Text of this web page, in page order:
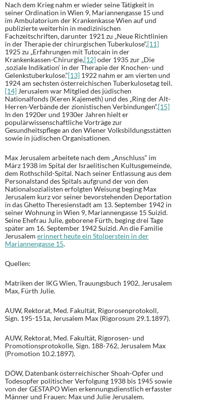
Nach dem Krieg nahm er wieder seine Tätigkeit in
seiner Ordination in Wien 9, Mariannengasse 15 und
im Ambulatorium der Krankenkasse Wien auf und
publizierte weiterhin in medizinischen
Fachzeitschriften, darunter 1921 zu „Neue Richtlinien
in der Therapie der chirurgischen Tuberkulose“,[11]
1925 zu „Erfahrungen mit Tutocain in der
Krankenkassen-Chirurgie,[12]oder 1935 zur „Die
,soziale Indikation‘ in der Therapie der Knochen- und
Gelenkstuberkulose.“[13] 1922 nahm er am vierten und
1924 am sechsten österreichischen Tuberkulosetag teil.
[14] Jerusalem war Mitglied des jüdischen
Nationalfonds (Keren Kajemeth) und des „Ring der Alt-
Herren-Verbände der zionistischen Verbindungen“.[15]
In den 1920er und 1930er Jahren hielt er
populärwissenschaftliche Vorträge zur
Gesundheitspflege an den Wiener Volksbildungsstätten
sowie in jüdischen Organisationen.
Max Jerusalem arbeitete nach dem „Anschluss“ im
März 1938 im Spital der Israelitischen Kultusgemeinde,
dem Rothschild-Spital. Nach seiner Entlassung aus dem
Personalstand des Spitals aufgrund der von den
Nationalsozialisten erfolgten Weisung beging Max
Jerusalem kurz vor seiner bevorstehenden Deportation
in das Ghetto Theresienstadt am 13. September 1942 in
seiner Wohnung in Wien 9, Mariannengasse 15 Suizid.
Seine Ehefrau Julie, geborene Fürth, beging drei Tage
später am 16. September 1942 Suizid. An die Familie
Jerusalem erinnert heute ein Stolperstein in der
Mariannengasse 15.
Quellen:
Matriken der IKG Wien, Trauungsbuch 1902, Jerusalem
Max, Fürth Julie.
AUW, Rektorat, Med. Fakultät, Rigorosenprotokoll,
Sign. 195-151a, Jerusalem Max (Rigorosum 29.1.1897).
AUW, Rektorat, Med. Fakultät, Rigorosen- und
Promotionsprotokolle, Sign. 188-762, Jerusalem Max
(Promotion 10.2.1897).
DÖW, Datenbank österreichischer Shoah-Opfer und
Todesopfer politischer Verfolgung 1938 bis 1945 sowie
von der GESTAPO Wien erkennungsdienstlich erfasster
Männer und Frauen: Max und Julie Jerusalem.